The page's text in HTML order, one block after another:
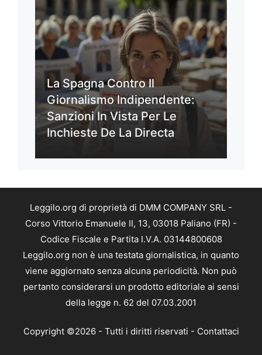
La Spagna Contro Il
Giornalismo Indipendente:
Sanzioni In Vista Per Le
Inchieste De La Directa
Leggilo.org di proprietà di DMM COMPANY SRL -
Corso Vittorio Emanuele II, 13, 03018 Paliano (FR) -
Codice Fiscale e Partita I.V.A. 03144800608
Leggilo.org non è una testata giornalistica, in quanto
viene aggiornato senza alcuna periodicità. Non può
pertanto considerarsi un prodotto editoriale ai sensi
della legge n. 62 del 07.03.2001
Copyright ©2026 - Tutti i diritti riservati - Contattaci